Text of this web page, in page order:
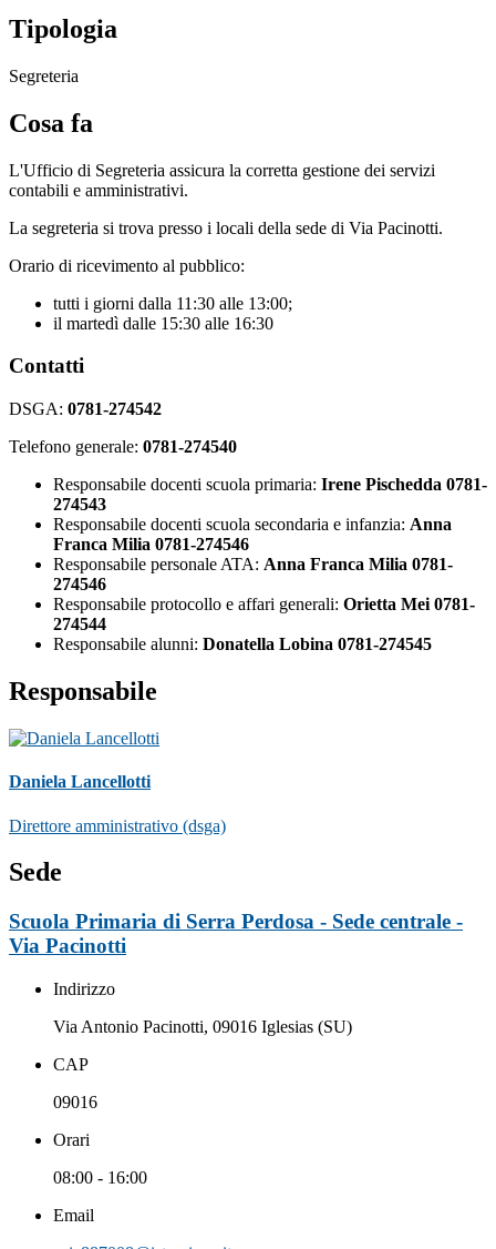
Tipologia
Segreteria
Cosa fa
L'Ufficio di Segreteria assicura la corretta gestione dei servizi
contabili e amministrativi.
La segreteria si trova presso i locali della sede di Via Pacinotti.
Orario di ricevimento al pubblico:
tutti i giorni dalla 11:30 alle 13:00;
il martedì dalle 15:30 alle 16:30
Contatti
DSGA: 0781-274542
Telefono generale: 0781-274540
Responsabile docenti scuola primaria: Irene Pischedda 0781-
274543
Responsabile docenti scuola secondaria e infanzia: Anna
Franca Milia 0781-274546
Responsabile personale ATA: Anna Franca Milia 0781-
274546
Responsabile protocollo e affari generali: Orietta Mei 0781-
274544
Responsabile alunni: Donatella Lobina 0781-274545
Responsabile
Daniela Lancellotti
Direttore amministrativo (dsga)
Sede
Scuola Primaria di Serra Perdosa - Sede centrale -
Via Pacinotti
Indirizzo
Via Antonio Pacinotti, 09016 Iglesias (SU)
CAP
09016
Orari
08:00 - 16:00
Email